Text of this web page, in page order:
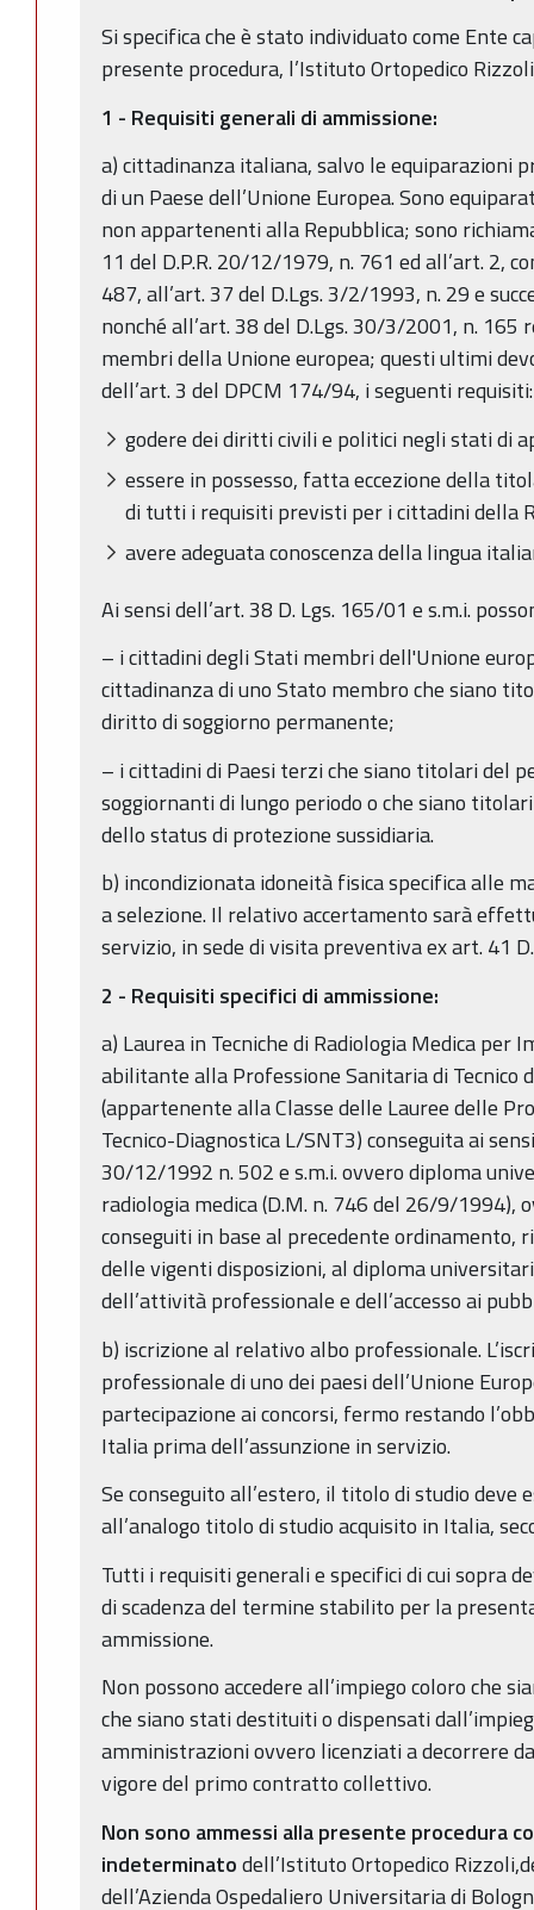
Si specifica che è stato individuato come Ente
presente procedura, l’Istituto Ortopedico
1 - Requisiti generali di ammissione:
a) cittadinanza italiana, salvo le equiparazioni
di un Paese dell’Unione Europea. Sono
non appartenenti alla Repubblica; sono
11 del D.P.R. 20/12/1979, n. 761 ed all’art. 2,
487, all’art. 37 del D.Lgs. 3/2/1993, n. 29 e
nonché all’art. 38 del D.Lgs. 30/3/2001, n.
membri della Unione europea; questi ultimi
dell’art. 3 del DPCM 174/94, i seguenti requisiti:
godere dei diritti civili e politici negli stati di
essere in possesso, fatta eccezione della
di tutti i requisiti previsti per i cittadini della
avere adeguata conoscenza della lingua
Ai sensi dell’art. 38 D. Lgs. 165/01 e s.m.i.
– i cittadini degli Stati membri dell'Unione
cittadinanza di uno Stato membro che siano
diritto di soggiorno permanente;
– i cittadini di Paesi terzi che siano titolari del
soggiornanti di lungo periodo o che siano
dello status di protezione sussidiaria.
b) incondizionata idoneità fisica specifica alle
a selezione. Il relativo accertamento sarà
servizio, in sede di visita preventiva ex art. 41
2 - Requisiti specifici di ammissione:
a) Laurea in Tecniche di Radiologia Medica per
abilitante alla Professione Sanitaria di Tecnico
(appartenente alla Classe delle Lauree delle
Tecnico-Diagnostica L/SNT3) conseguita ai
30/12/1992 n. 502 e s.m.i. ovvero diploma
radiologia medica (D.M. n. 746 del 26/9/1994),
conseguiti in base al precedente ordinamento,
delle vigenti disposizioni, al diploma
dell’attività professionale e dell’accesso ai
b) iscrizione al relativo albo professionale.
professionale di uno dei paesi dell’Unione
partecipazione ai concorsi, fermo restando
Italia prima dell’assunzione in servizio.
Se conseguito all’estero, il titolo di studio deve
all’analogo titolo di studio acquisito in Italia,
Tutti i requisiti generali e specifici di cui sopra
di scadenza del termine stabilito per la
ammissione.
Non possono accedere all’impiego coloro che
che siano stati destituiti o dispensati
amministrazioni ovvero licenziati a decorrere
vigore del primo contratto collettivo.
Non sono ammessi alla presente procedura
indeterminatodell’Istituto Ortopedico
dell’Azienda Ospedaliero Universitaria di